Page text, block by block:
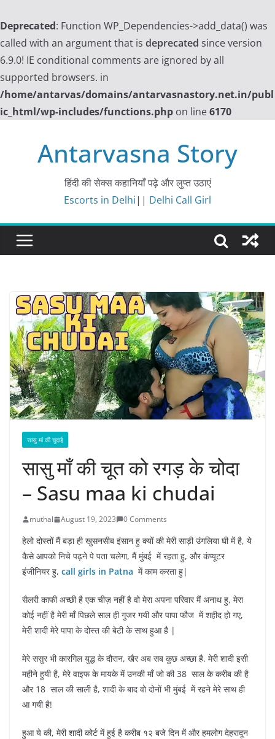
Deprecated: Function WP_Dependencies->add_data() was
called with an argument that is deprecated since version
6.9.0! IE conditional comments are ignored by all
supported browsers. in
/home/antarvas/domains/antarvasnastory.net.in/publ
ic_html/wp-includes/functions.php on line6170
Antarvasna Story
हिंदी की सेक्स कहानियाँ पढ़े और लुप्त उठाएं
Escorts in Delhi|| Delhi Call Girl
सासु मां की चुदाई
सासु माँ की चूत को रगड़ के चोदा
– Sasu maa ki chudai
muthal August 19, 2023 0 Comments
हेलो दोस्तों मैं बड़ा ही खुसनसीब इंसान हु क्यों की मेरी साड़ी उंगलिया घी में है, ये
कैसे आपको निचे पढ़ने पे पता चलेगा, मैं मुंबई में रहता हु, और कंप्यूटर
इंजीनियर हु, call girls in Patna में काम करता हु|
सैलरी काफी अच्छी है एक चीज़ नहीं है वो मेरा अपना परिवार मैं अनाथ हु, मेरा
कोई नहीं है मेरी माँ पिछले साल ही गुजर गयी और पापा फौज में शहीद हो गए,
मेरी शादी मेरे पापा के दोस्त की बेटी के साथ हुआ है |
मेरे ससुर भी कारगिल युद्ध के दौरान, खैर अब सब कुछ अच्छा है. मेरी शादी इसी
महीने हुयी है, मेरे वाइफ के मायके में उनकी माँ जो की 38 साल के करीब की है
और 18 साल की साली है, शादी के बाद वो दोनों भी मुंबई में रहने मेरे साथ ही
आ गयी है!
हुआ ये की, मेरी शादी कोर्ट में हुई है करीब १२ बजे दिन में और हमलोग देहरादून